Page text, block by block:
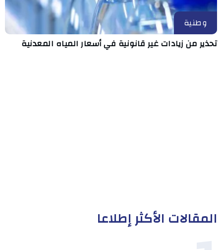
وطنية
تحذير من زيادات غير قانونية في أسعار المياه المعدنية
المقالات الأكثر إطلاعا